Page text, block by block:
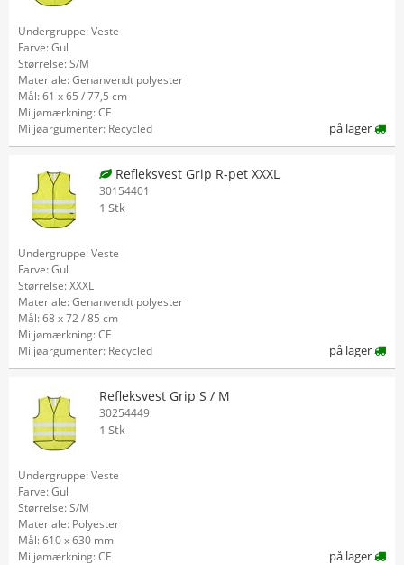
Undergruppe: Veste
Farve: Gul
Størrelse: S/M
Materiale: Genanvendt polyester
Mål: 61 x 65 / 77,5 cm
Miljømærkning: CE
Miljøargumenter: Recycled
på lager
Refleksvest Grip R-pet XXXL
30154401
1 Stk
Undergruppe: Veste
Farve: Gul
Størrelse: XXXL
Materiale: Genanvendt polyester
Mål: 68 x 72 / 85 cm
Miljømærkning: CE
Miljøargumenter: Recycled
på lager
Refleksvest Grip S / M
30254449
1 Stk
Undergruppe: Veste
Farve: Gul
Størrelse: S/M
Materiale: Polyester
Mål: 610 x 630 mm
Miljømærkning: CE
på lager